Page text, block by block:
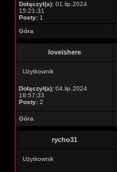
Dołączył(a): 01.lip.2024
15:21:31
Posty: 1
Góra
loveishere
Użytkownik
Dołączył(a): 04.lip.2024
18:57:33
Posty: 2
Góra
rycho31
Użytkownik